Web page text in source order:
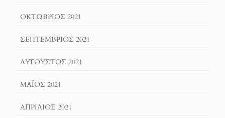
ΟΚΤΏΒΡΙΟΣ 2021
ΣΕΠΤΈΜΒΡΙΟΣ 2021
ΑΎΓΟΥΣΤΟΣ 2021
ΜΆΙΟΣ 2021
ΑΠΡΊΛΙΟΣ 2021